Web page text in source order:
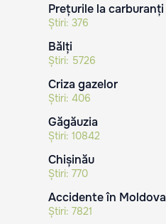
Prețurile la carburanți
Știri: 376
Bălți
Știri: 5726
Criza gazelor
Știri: 406
Găgăuzia
Știri: 10842
Chișinău
Știri: 770
Accidente în Moldova
Știri: 7821